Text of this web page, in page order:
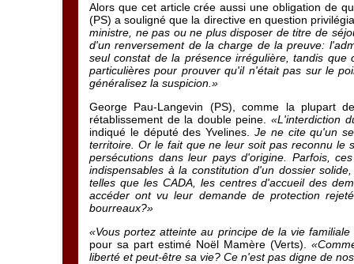
Alors que cet article crée aussi une obligation de
(PS) a souligné que la directive en question
ministre, ne pas ou ne plus disposer de titre de
d'un renversement de la charge de la preuve:
seul constat de la présence irrégulière, tandis
particulières pour prouver qu'il n'était pas sur le
généralisez la suspicion.»
George Pau-Langevin (PS), comme la plupart
rétablissement de la double peine.«L'interdiction
indiqué le député des Yvelines.Je ne cite qu'un
territoire. Or le fait que ne leur soit pas reconnu le
persécutions dans leur pays d'origine. Parfois,
indispensables à la constitution d'un dossier
telles que les CADA, les centres d'accueil des
accéder ont vu leur demande de protection
bourreaux?»
«Vous portez atteinte au principe de la vie
pour sa part estimé Noël Mamère (Verts).
liberté et peut-être sa vie? Ce n'est pas digne de